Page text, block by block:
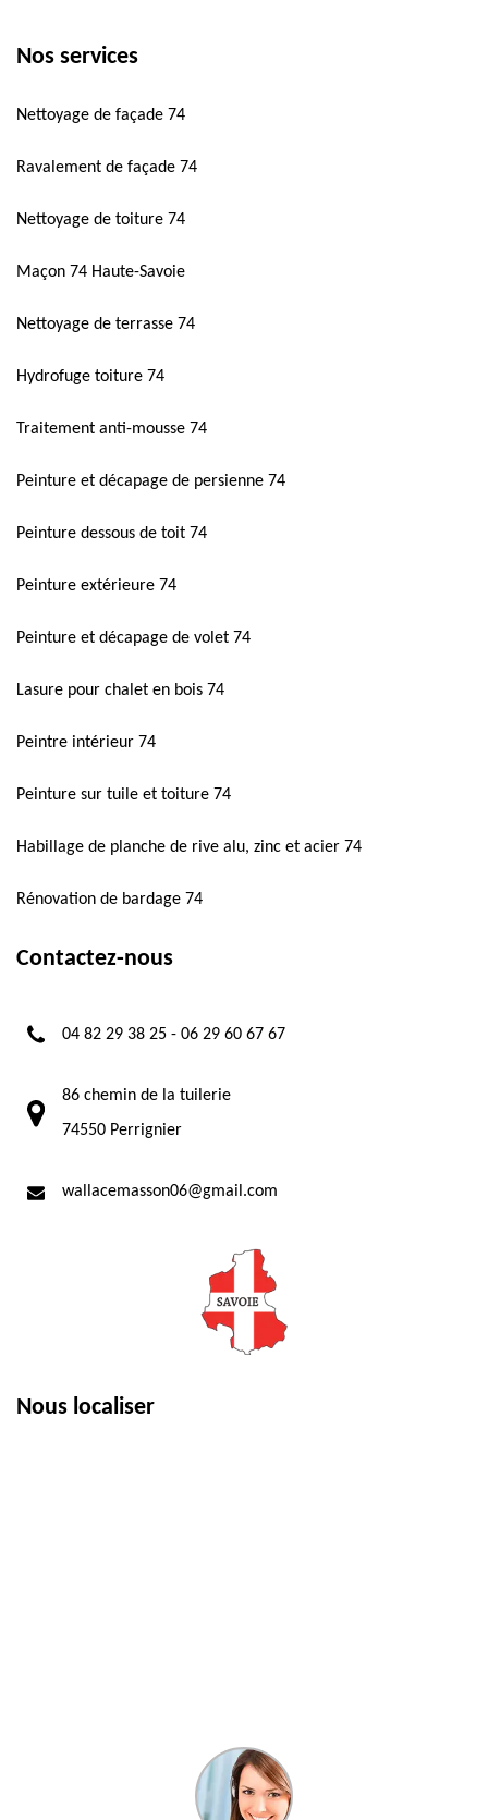
Nos services
Nettoyage de façade 74
Ravalement de façade 74
Nettoyage de toiture 74
Maçon 74 Haute-Savoie
Nettoyage de terrasse 74
Hydrofuge toiture 74
Traitement anti-mousse 74
Peinture et décapage de persienne 74
Peinture dessous de toit 74
Peinture extérieure 74
Peinture et décapage de volet 74
Lasure pour chalet en bois 74
Peintre intérieur 74
Peinture sur tuile et toiture 74
Habillage de planche de rive alu, zinc et acier 74
Rénovation de bardage 74
Contactez-nous
04 82 29 38 25 - 06 29 60 67 67
86 chemin de la tuilerie
74550 Perrignier
wallacemasson06@gmail.com
Nous localiser